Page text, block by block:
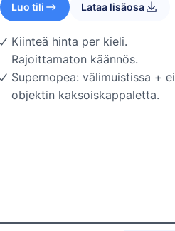
Luo tili Lataa lisäosa
Kiinteä hinta per kieli.
Rajoittamaton käännös.
Supernopea: välimuistissa + ei
objektin kaksoiskappaletta.